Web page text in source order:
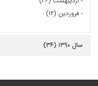
-فروردین (۱۲)
سال ۱۳۹۰ (۳۴)